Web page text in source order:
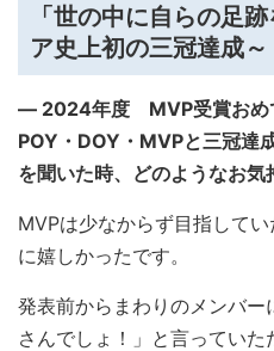
「世の中に自らの足
ア史上初の三冠達成～
― 2024年度 MVP受賞おめ
POY・DOY・MVPと三冠達
を聞いた時、どのようなお気
MVPは少なからず目指して
に嬉しかったです。
発表前からまわりのメンバ
さんでしょ！」と言ってい